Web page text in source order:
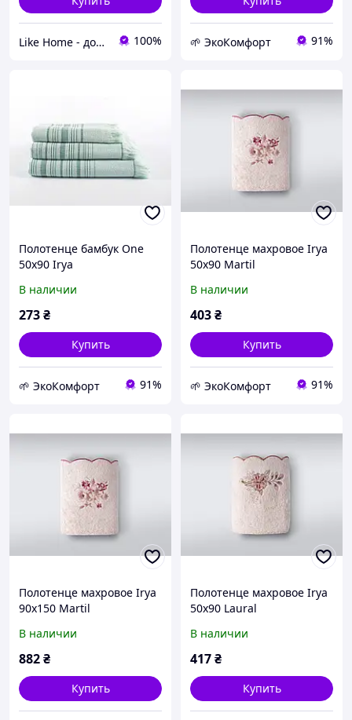
Like Home - домашний уют для всей семьи. Будьте как дома 🤗 100% 🌱 ЭкоКомфорт 91%
Полотенце бамбук One
50х90 Irya
В наличии
273₴
Купить
🌱 ЭкоКомфорт 91%
Полотенце махровое Irya
50х90 Martil
В наличии
403₴
Купить
🌱 ЭкоКомфорт 91%
Полотенце махровое Irya
90х150 Martil
В наличии
882₴
Купить
Полотенце махровое Irya
50х90 Laural
В наличии
417₴
Купить